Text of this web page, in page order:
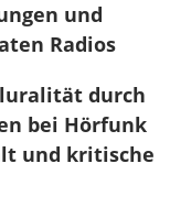
und
Radios
durch
bei Hörfunk
und kritische